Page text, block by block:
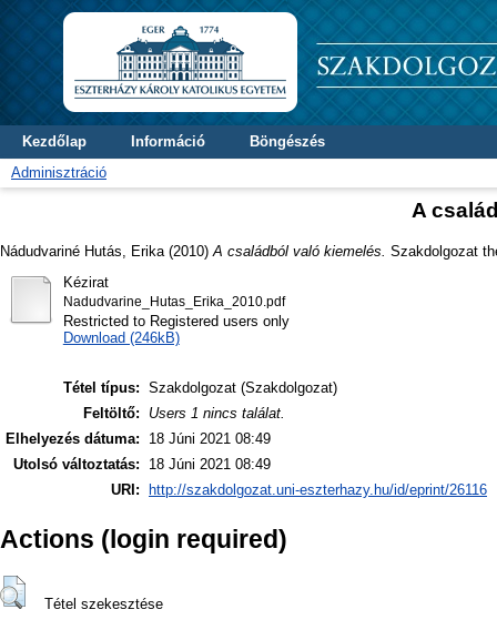
Kezdőlap Információ
Böngészés
Adminisztráció
A
Nádudvariné Hutás, Erika (2010) A családból való kiemelés. Szakdolgozat
Kézirat
Nadudvarine_Hutas_Erika_2010.pdf
Restricted to Registered users only
Download (246kB)
Tétel típus: Szakdolgozat (Szakdolgozat)
Feltöltő:
Users 1 nincs találat.
Elhelyezés dátuma:
18 Júni 2021 08:49
Utolsó változtatás:
18 Júni 2021 08:49
URI:
http://szakdolgozat.uni-eszterhazy.hu/id/eprint/26116
Actions (login required)
Tétel szekesztése